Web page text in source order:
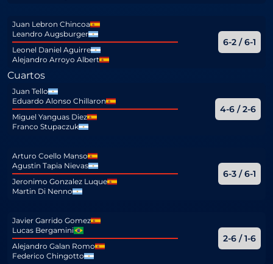
Juan Lebron Chincoa
Leandro Augsburger
Leonel Daniel Aguirre
Alejandro Arroyo Albert
6-2 / 6-1
Cuartos
Juan Tello
Eduardo Alonso Chillaron
Miguel Yanguas Diez
Franco Stupaczuk
4-6 / 2-6
Arturo Coello Manso
Agustin Tapia Nievas
Jeronimo Gonzalez Luque
Martin Di Nenno
6-3 / 6-1
Javier Garrido Gomez
Lucas Bergamini
Alejandro Galan Romo
Federico Chingotto
2-6 / 1-6